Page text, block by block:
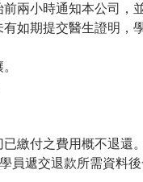
兩小時通知本公司，
如期提交醫生證明，
繳付之費用概不退還
員遞交退款所需資料